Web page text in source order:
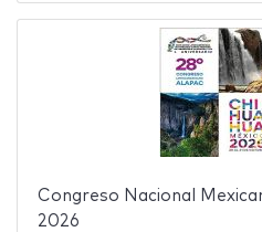
Congreso Nacional
2026